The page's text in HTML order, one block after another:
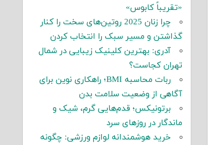
«تقریباً کابوس»
چرا زنان 2025 روتین‌های سخت را کنار
گذاشتن و مسیر سبک را انتخاب کردن
آدری: بهترین کلینیک زیبایی در شمال
تهران کجاست؟
ربات محاسبه BMI؛ راهکاری نوین برای
آگاهی از وضعیت سلامت بدن
برتونیکس؛ قدم‌هایی گرم، شیک و
ماندگار در روزهای سرد
خرید هوشمندانه لوازم ورزشی: چگونه